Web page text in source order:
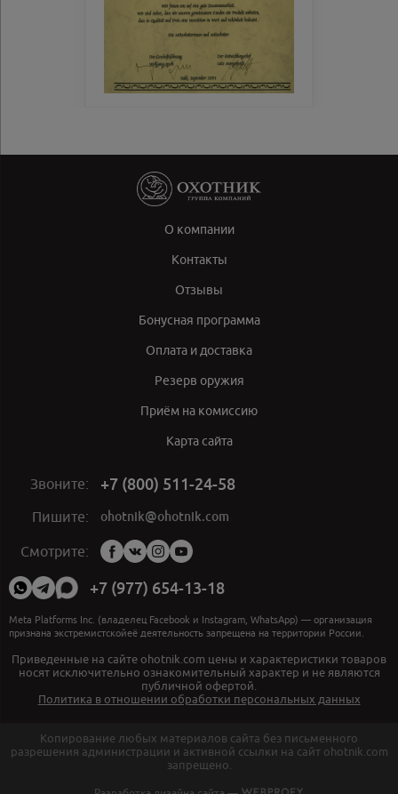
О компании
Контакты
Отзывы
Бонусная программа
Оплата и доставка
Резерв оружия
Приём на комиссию
Карта сайта
Звоните: +7 (800) 511-24-58
Пишите: ohotnik@ohotnik.com
Смотрите:
Мы
в
социальных
сетях:
+7 (977) 654-13-18
Meta Platforms Inc. (владелец Facebook и Instagram, WhatsApp) — организация
признана экстремистскойеё деятельность запрещена на территории России.
Приведенные на сайте ohotnik.com цены и характеристики товаров
носят исключительно ознакомительный характер и не являются
публичной офертой.
Политика в отношении обработки персональных данных
Копирование любых материалов сайта без письменного
разрешения администрации и активной ссылки на сайт ohotnik.com
запрещено.